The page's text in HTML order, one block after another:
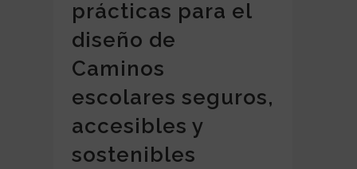
prácticas para el
diseño de
Caminos
escolares seguros,
accesibles y
sostenibles